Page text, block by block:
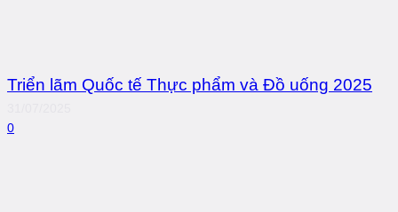
Triển lãm Quốc tế Thực phẩm và Đồ uống 2025
0